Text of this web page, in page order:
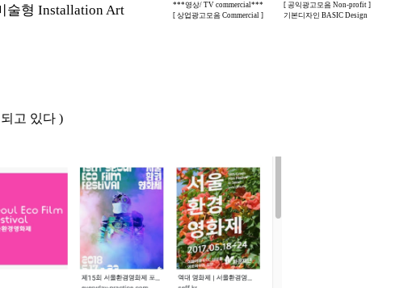
술형 Installation Art ***영상/ TV commercial***
[ 공익광고모음 Non-profit ]
[ 상업광고모음 Commercial ]
기본디자인 BASIC Design
고 있다 )